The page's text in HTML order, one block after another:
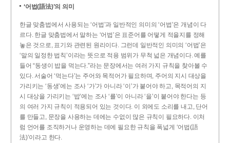
‘어법(語法)’의 의미
한글 맞춤법에서 사용되는 ‘어법’과 일반적인 의미의 ‘어법’은 개념이 다
르다. 한글 맞춤법에서 말하는 ‘어법’은 표준어를 어떻게 적을지를 정해
놓은 것으로, 표기와 관련된 원리이다. 그런데 일반적인 의미의 ‘어법’은
‘말의 일정한 법칙’이라는 뜻으로 적용 범위가 무척 넓은 개념이다. 예를
들어 “동생이 밥을 먹는다.”라는 문장에서는 여러 가지 규칙을 찾아볼 수
있다. 서술어 ‘먹는다’는 주어와 목적어가 필요하며, 주어의 지시 대상을
가리키는 ‘동생’에는 조사 ‘가’가 아니라 ‘이’가 붙어야 하고, 목적어의 지
시 대상을 가리키는 ‘밥’에는 조사 ‘를’이 아니라 ‘을’이 붙어야 한다는 등
의 여러 가지 규칙이 적용되어 있는 것이다. 이 외에도 소리를 내고, 단어
를 만들고, 문장을 사용하는 데에는 수없이 많은 규칙이 필요하다. 이처
럼 언어를 조직하거나 운영하는 데에 필요한 규칙을 폭넓게 ‘어법(語
法)’이라고 한다.